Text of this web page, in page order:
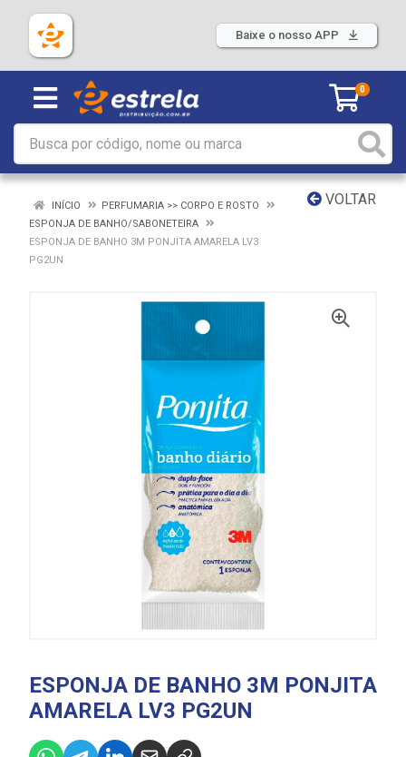
Baixe o nosso APP
0
VOLTAR
INÍCIO
PERFUMARIA >> CORPO E ROSTO
ESPONJA DE BANHO/SABONETEIRA
ESPONJA DE BANHO 3M PONJITA AMARELA LV3
PG2UN
ESPONJA DE BANHO 3M PONJITA
AMARELA LV3 PG2UN